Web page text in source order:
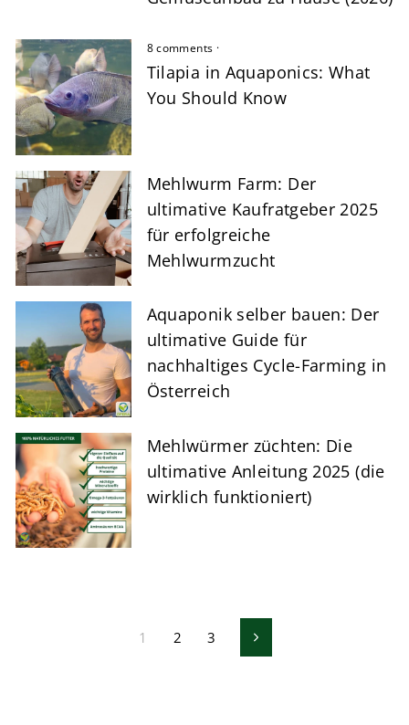
8 comments ·
Tilapia in Aquaponics: What
You Should Know
Mehlwurm Farm: Der
ultimative Kaufratgeber 2025
für erfolgreiche
Mehlwurmzucht
Aquaponik selber bauen: Der
ultimative Guide für
nachhaltiges Cycle-Farming in
Österreich
Mehlwürmer züchten: Die
ultimative Anleitung 2025 (die
wirklich funktioniert)
1 2 3 Next